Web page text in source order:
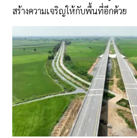
สร้างความเจริญให้กับพื้นที่อีกด้วย